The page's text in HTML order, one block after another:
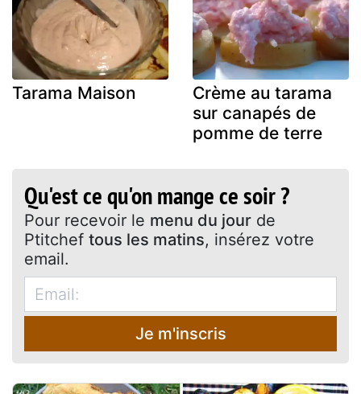
Tarama Maison
Crème au tarama
sur canapés de
pomme de terre
Qu'est ce qu'on mange ce soir ?
Pour recevoir le menu du jour de
Ptitchef tous les matins, insérez votre
email.
Je m'inscris